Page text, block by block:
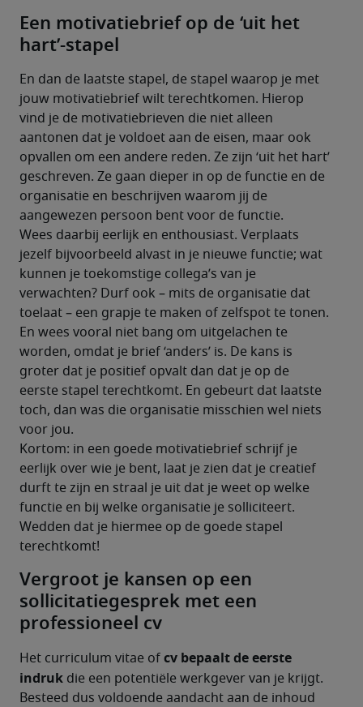
Een motivatiebrief op de ‘uit het
hart’-stapel
En dan de laatste stapel, de stapel waarop je met
jouw motivatiebrief wilt terechtkomen. Hierop
vind je de motivatiebrieven die niet alleen
aantonen dat je voldoet aan de eisen, maar ook
opvallen om een andere reden. Ze zijn ‘uit het hart’
geschreven. Ze gaan dieper in op de functie en de
organisatie en beschrijven waarom jij de
aangewezen persoon bent voor de functie.
Wees daarbij eerlijk en enthousiast. Verplaats
jezelf bijvoorbeeld alvast in je nieuwe functie; wat
kunnen je toekomstige collega’s van je
verwachten? Durf ook – mits de organisatie dat
toelaat – een grapje te maken of zelfspot te tonen.
En wees vooral niet bang om uitgelachen te
worden, omdat je brief ‘anders’ is. De kans is
groter dat je positief opvalt dan dat je op de
eerste stapel terechtkomt. En gebeurt dat laatste
toch, dan was die organisatie misschien wel niets
voor jou.
Kortom: in een goede motivatiebrief schrijf je
eerlijk over wie je bent, laat je zien dat je creatief
durft te zijn en straal je uit dat je weet op welke
functie en bij welke organisatie je solliciteert.
Wedden dat je hiermee op de goede stapel
terechtkomt!
Vergroot je kansen op een
sollicitatiegesprek met een
professioneel cv
Het curriculum vitae of cv bepaalt de eerste
indruk die een potentiële werkgever van je krijgt.
Besteed dus voldoende aandacht aan de inhoud